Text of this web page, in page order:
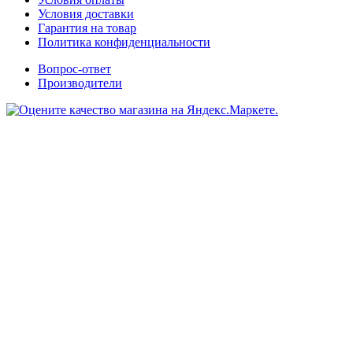
Условия доставки
Гарантия на товар
Политика конфиденциальности
Вопрос-ответ
Производители